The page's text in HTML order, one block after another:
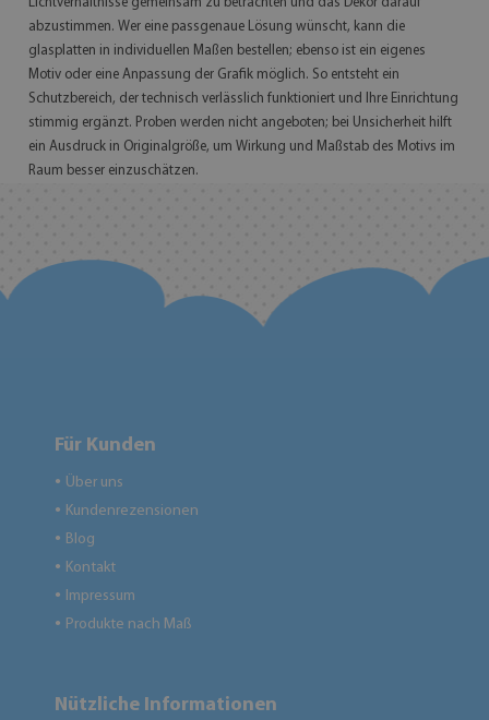
abzustimmen. Wer eine passgenaue Lösung wünscht, kann die
glasplatten in individuellen Maßen bestellen; ebenso ist ein eigenes
Motiv oder eine Anpassung der Grafik möglich. So entsteht ein
Schutzbereich, der technisch verlässlich funktioniert und Ihre Einrichtung
stimmig ergänzt. Proben werden nicht angeboten; bei Unsicherheit hilft
ein Ausdruck in Originalgröße, um Wirkung und Maßstab des Motivs im
Raum besser einzuschätzen.
Für Kunden
● Über uns
● Kundenrezensionen
● Blog
● Kontakt
● Impressum
● Produkte nach Maß
Nützliche Informationen